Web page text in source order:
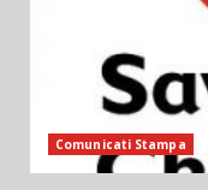
Comunicati Stampa